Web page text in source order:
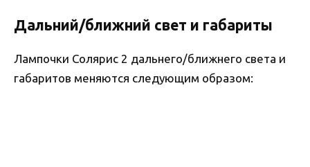
Дальний/ближний свет и габариты
Лампочки Солярис 2 дальнего/ближнего света и
габаритов меняются следующим образом: